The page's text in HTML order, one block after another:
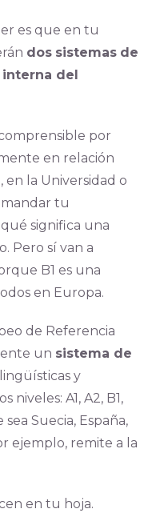
es que en tu
dos sistemas de
del
por
en relación
en la Universidad o
tu
significa una
Pero sí van a
B1 es una
en Europa.
de Referencia
un sistema de
y
niveles: A1, A2, B1,
sea Suecia, España,
ejemplo, remite a la
en tu hoja.